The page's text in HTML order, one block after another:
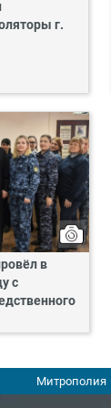
г.
в
с
Митрополия